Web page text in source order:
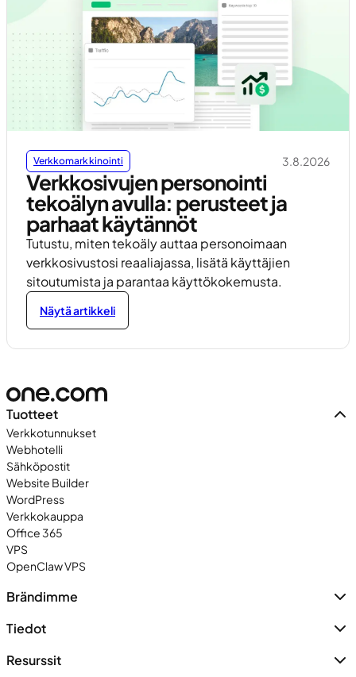
Verkkomarkkinointi 3.8.2026
Verkkosivujen personointi
tekoälyn avulla: perusteet ja
parhaat käytännöt
Tutustu, miten tekoäly auttaa personoimaan
verkkosivustosi reaaliajassa, lisätä käyttäjien
sitoutumista ja parantaa käyttökokemusta.
Näytä artikkeli
Tuotteet
Verkkotunnukset
Webhotelli
Sähköpostit
Website Builder
WordPress
Verkkokauppa
Office 365
VPS
OpenClaw VPS
Brändimme
Tiedot
Resurssit